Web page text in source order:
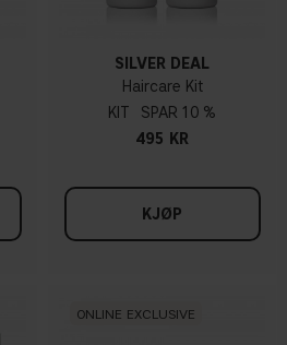
SILVER DEAL
Haircare Kit
KIT
10 %
495 KR
KJØP
ONLINE EXCLUSIVE